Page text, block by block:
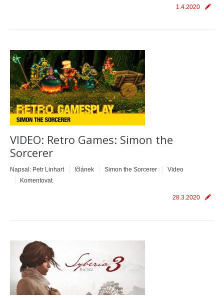
1.4.2020
VIDEO: Retro Games: Simon the
Sorcerer
Napsal: Petr Linhart !článek Simon the Sorcerer
Video
Komentovat
28.3.2020